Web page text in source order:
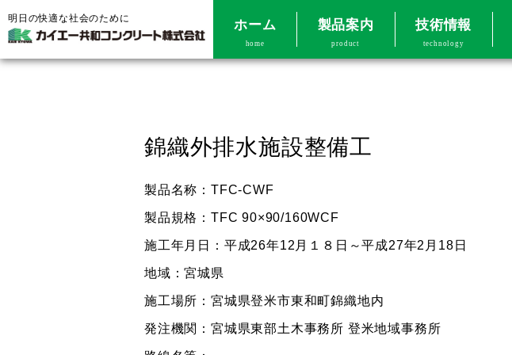
明日の快適な社会のために ホーム
home
製品案内
product
技術情報
technology
錦織外排水施設整備工
製品名称：TFC-CWF
製品規格：TFC 90×90/160WCF
施工年月日：平成26年12月１８日～平成27年2月18日
地域：宮城県
施工場所：宮城県登米市東和町錦織地内
発注機関：宮城県東部土木事務所 登米地域事務所